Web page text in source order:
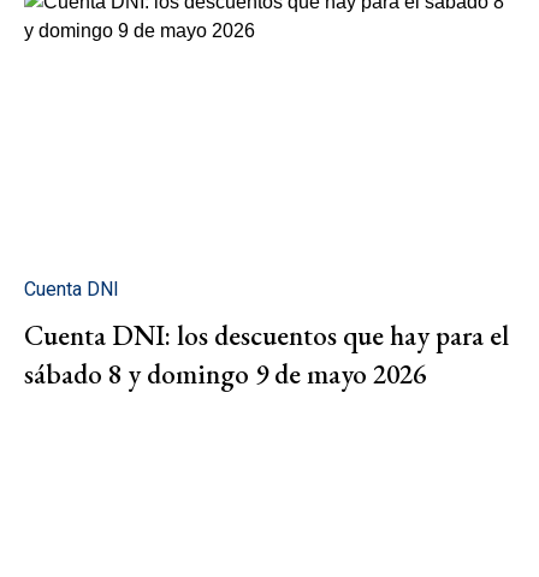
Cuenta DNI
Cuenta DNI: los descuentos que hay para el
sábado 8 y domingo 9 de mayo 2026